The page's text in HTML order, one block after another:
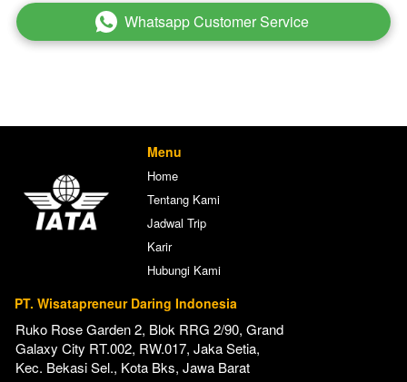
` Whatsapp Customer Service
Menu
Home
Tentang Kami
Jadwal Trip
Karir
Hubungi Kami
PT. Wisatapreneur Daring Indonesia
Ruko Rose Garden 2, Blok RRG 2/90, Grand
Galaxy City RT.002, RW.017, Jaka Setia,
Kec. Bekasi Sel., Kota Bks, Jawa Barat